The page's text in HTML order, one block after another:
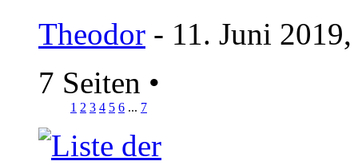
Theodor - 11. Juni
7 Seiten •
1 2 3 4 5 6 ... 7